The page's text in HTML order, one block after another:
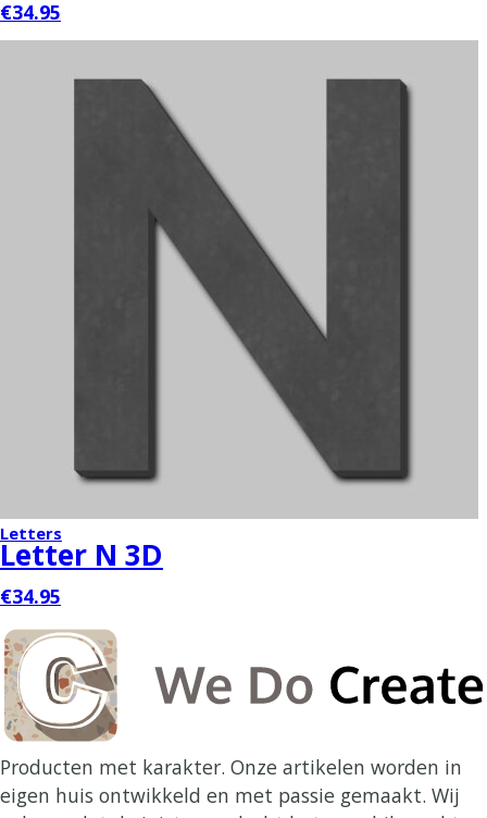
€34.95
Letters
Letter N 3D
€34.95
Producten met karakter. Onze artikelen worden in
eigen huis ontwikkeld en met passie gemaakt. Wij